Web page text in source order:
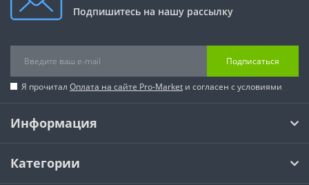
Подпишитесь на нашу рассылку
Подписаться
Я прочитал Оплата на сайте Pro-Market и согласен с условиями
Информация
Категории